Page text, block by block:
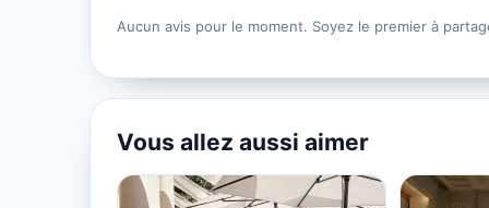
Aucun avis pour le moment. Soyez le premier à
Vous allez aussi aimer